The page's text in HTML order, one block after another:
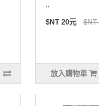
..
$NT 20元 $NT
放入購物車